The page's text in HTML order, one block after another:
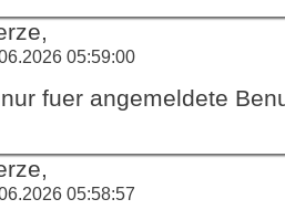
05:59:00
fuer angemeldete
05:58:57